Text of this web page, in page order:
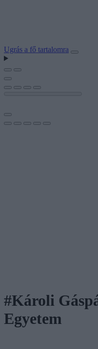
Ugrás a fő tartalomra
#Károli
Egyetem